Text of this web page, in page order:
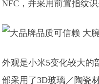
NFC，并采用前置指纹识
外观是小米5变化较大的
部采用了3D玻璃／陶瓷